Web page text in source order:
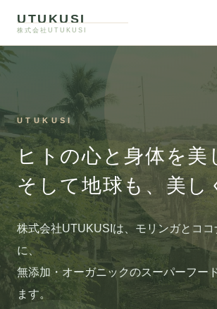
UTUKUSI
株式会社UTUKUSI
モリンガとは
モリンガ卸
飲食店様へ
取扱商品
お問い合わせ
オンラインショップ
UTUKUSI
ヒトの心と身体を美
そして地球も、美し
株式会社UTUKUSIは、モリンガとコ
に、
無添加・オーガニックのスーパーフー
ます。